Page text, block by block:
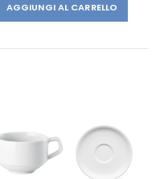
AGGIUNGI AL CARRELLO